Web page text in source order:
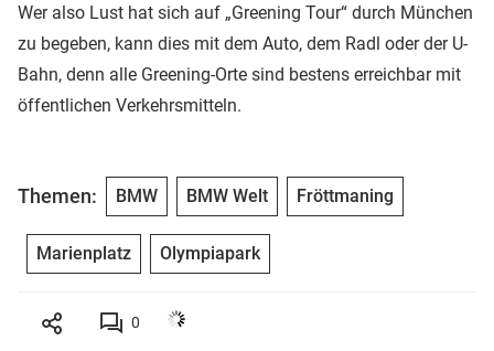
Wer also Lust hat sich auf „Greening Tour“ durch München
zu begeben, kann dies mit dem Auto, dem Radl oder der U-
Bahn, denn alle Greening-Orte sind bestens erreichbar mit
öffentlichen Verkehrsmitteln.
Themen: BMW BMW Welt Fröttmaning
Marienplatz Olympiapark
0